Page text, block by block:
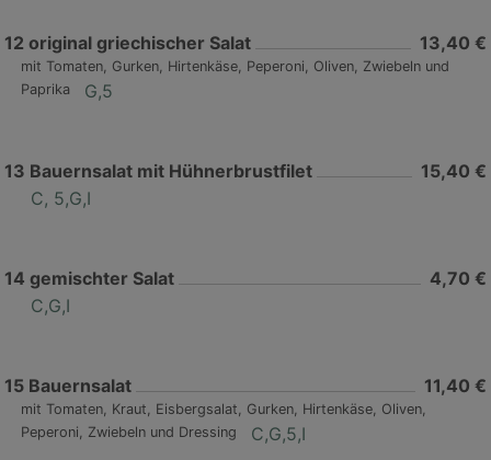
12 original griechischer Salat 13,40 €
mit Tomaten, Gurken, Hirtenkäse, Peperoni, Oliven, Zwiebeln und
Paprika
G,5
13 Bauernsalat mit Hühnerbrustfilet
15,40 €
C, 5,G,I
14 gemischter Salat
4,70 €
C,G,I
15 Bauernsalat 11,40 €
mit Tomaten, Kraut, Eisbergsalat, Gurken, Hirtenkäse, Oliven,
Peperoni, Zwiebeln und Dressing
C,G,5,I